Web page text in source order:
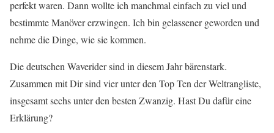
perfekt waren. Dann wollte ich manchmal einfach zu viel und
bestimmte Manöver erzwingen. Ich bin gelassener geworden und
nehme die Dinge, wie sie kommen.
Die deutschen Waverider sind in diesem Jahr bärenstark.
Zusammen mit Dir sind vier unter den Top Ten der Weltrangliste,
insgesamt sechs unter den besten Zwanzig. Hast Du dafür eine
Erklärung?